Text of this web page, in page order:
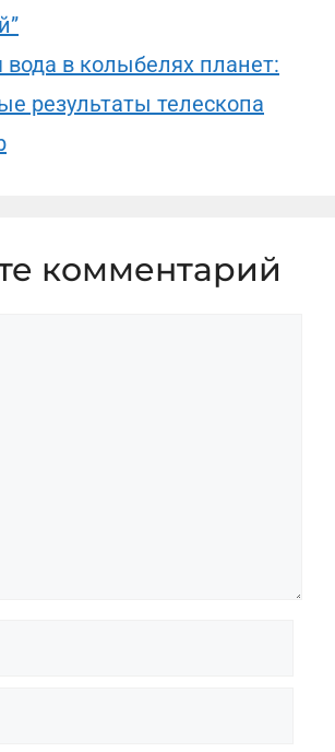
в колыбелях планет:
результаты телескопа
комментарий